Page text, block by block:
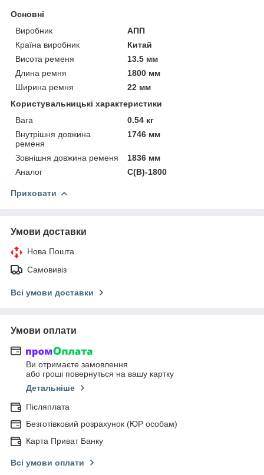
Основні
Виробник
АПП
Країна виробник
Китай
Висота ременя
13.5 мм
Длина ремня
1800 мм
Ширина ремня
22 мм
Користувальницькі характеристики
Вага
0.54 кг
Внутрішня довжина
ременя
1746 мм
Зовнішня довжина ременя
1836 мм
Аналог
C(В)-1800
Приховати
Умови доставки
Нова Пошта
Самовивіз
Всі умови доставки
Умови оплати
Ви отримаєте замовлення
або гроші повернуться на вашу картку
Детальніше
Післяплата
Безготівковий розрахунок (ЮР особам)
Карта Приват Банку
Всі умови оплати